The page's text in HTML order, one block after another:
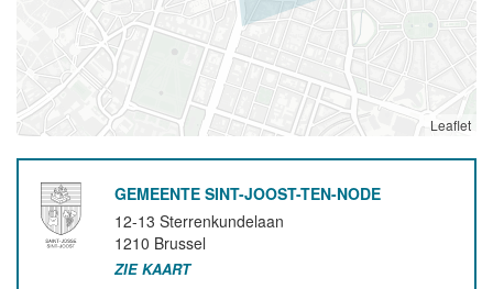
Leaflet
GEMEENTE SINT-JOOST-TEN-NODE
12-13 Sterrenkundelaan
1210 Brussel
ZIE KAART